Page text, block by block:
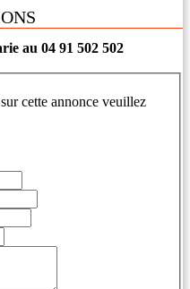
au 04 91 502 502
cette annonce veuillez